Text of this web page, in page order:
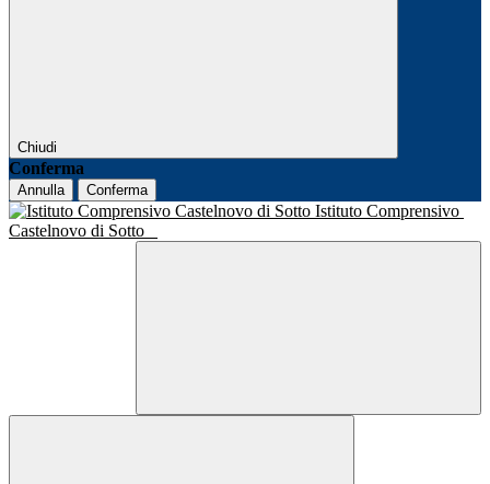
Chiudi
Conferma
Annulla Conferma
Istituto Comprensivo
Castelnovo di Sotto